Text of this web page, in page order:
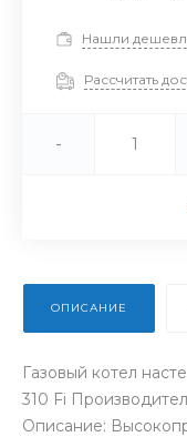
Нашли
Рассчитать
-
ОПИСАНИЕ
Газовый котел
310 Fi
Описание: